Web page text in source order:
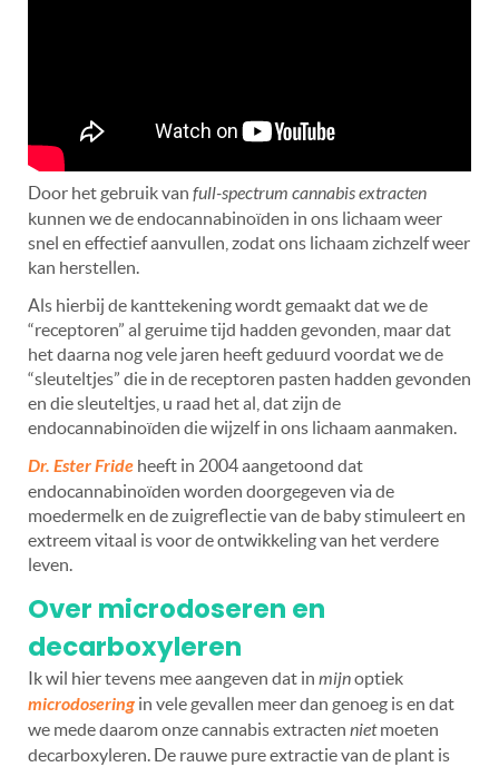
Door het gebruik van full-spectrum cannabis extracten
kunnen we de endocannabinoïden in ons lichaam weer
snel en effectief aanvullen, zodat ons lichaam zichzelf weer
kan herstellen.
Als hierbij de kanttekening wordt gemaakt dat we de
“receptoren” al geruime tijd hadden gevonden, maar dat
het daarna nog vele jaren heeft geduurd voordat we de
“sleuteltjes” die in de receptoren pasten hadden gevonden
en die sleuteltjes, u raad het al, dat zijn de
endocannabinoïden die wijzelf in ons lichaam aanmaken.
Dr. Ester Fride heeft in 2004 aangetoond dat
endocannabinoïden worden doorgegeven via de
moedermelk en de zuigreflectie van de baby stimuleert en
extreem vitaal is voor de ontwikkeling van het verdere
leven.
Over microdoseren en
decarboxyleren
Ik wil hier tevens mee aangeven dat in mijnoptiek
microdosering in vele gevallen meer dan genoeg is en dat
we mede daarom onze cannabis extracten nietmoeten
decarboxyleren. De rauwe pure extractie van de plant is